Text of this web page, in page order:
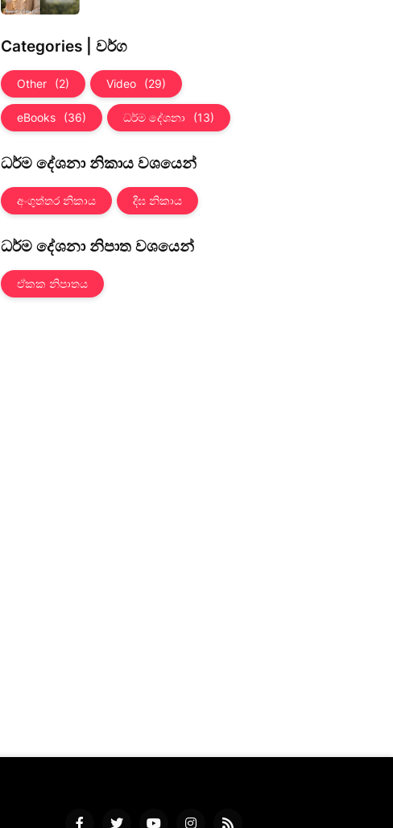
Categories | වර්ග
Other (2) Video (29)
eBooks (36) ධර්ම දේශනා (13)
ධර්ම දේශනා නිකාය වශයෙන්
අංගුත්තර නිකාය දීඝ නිකාය
ධර්ම දේශනා නිපාත වශයෙන්
ඒකක නිපාතය